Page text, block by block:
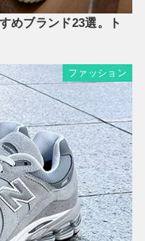
めブランド23選。ト
ファッション